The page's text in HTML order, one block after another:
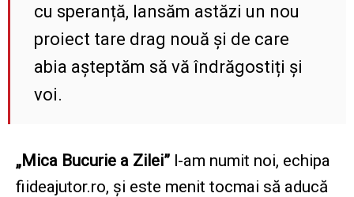
cu speranță, lansăm astăzi un nou
proiect tare drag nouă și de care
abia așteptăm să vă îndrăgostiți și
voi.
„Mica Bucurie a Zilei” l-am numit noi, echipa
fiideajutor.ro, și este menit tocmai să aducă